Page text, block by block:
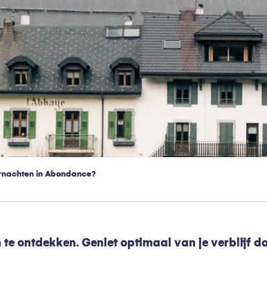
in Abondance?
ontdekken. Geniet optimaal van je verblijf